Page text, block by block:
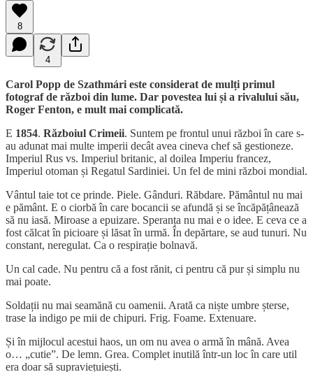
8
4
Carol Popp de Szathmári este considerat de mulți primul
fotograf de război din lume. Dar povestea lui și a rivalului său,
Roger Fenton, e mult mai complicată.
E 1854. Războiul Crimeii. Suntem pe frontul unui război în care s-
au adunat mai multe imperii decât avea cineva chef să gestioneze.
Imperiul Rus vs. Imperiul britanic, al doilea Imperiu francez,
Imperiul otoman și Regatul Sardiniei. Un fel de mini război mondial.
Vântul taie tot ce prinde. Piele. Gânduri. Răbdare. Pământul nu mai
e pământ. E o ciorbă în care bocancii se afundă și se încăpățânează
să nu iasă. Miroase a epuizare. Speranța nu mai e o idee. E ceva ce a
fost călcat în picioare și lăsat în urmă. În depărtare, se aud tunuri. Nu
constant, neregulat. Ca o respirație bolnavă.
Un cal cade. Nu pentru că a fost rănit, ci pentru că pur și simplu nu
mai poate.
Soldații nu mai seamănă cu oamenii. Arată ca niște umbre șterse,
trase la indigo pe mii de chipuri. Frig. Foame. Extenuare.
Și în mijlocul acestui haos, un om nu avea o armă în mână. Avea
o… „cutie”. De lemn. Grea. Complet inutilă într-un loc în care util
era doar să supraviețuiești.